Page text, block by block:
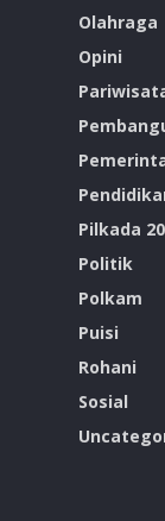
Olahraga
Opini
Pilkada
Politik
Polkam
Puisi
Rohani
Sosial